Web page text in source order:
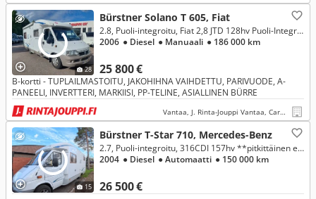
28
Bürstner Solano T 605, Fiat
25 800 €
2.8, Puoli-integroitu, Fiat 2,8 JTD 128hv Puoli-Integroitu
2006 ● Diesel ● Manuaali ● 186 000 km
B-kortti - TUPLAILMASTOITU, JAKOHIHNA VAIHDETTU, PARIVUODE, A-
PANEELI, INVERTTERI, MARKIISI, PP-TELINE, ASIALLINEN BÜRRE
Vantaa, J. Rinta-Jouppi Vantaa, Caravan
15
Bürstner T-Star 710, Mercedes-Benz
26 500 €
2.7, Puoli-integroitu, 316CDI 157hv **pitkittäinen erillisvuode,alde **
2004 ● Diesel ● Automaatti ● 150 000 km